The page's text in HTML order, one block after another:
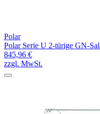
Polar
Polar Serie U 2-türige GN-
845,96 €
zzgl. MwSt.